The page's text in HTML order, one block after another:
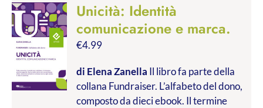
Unicità: Identità
comunicazione e marca.
€4.99
di Elena Zanella Il libro fa parte della
collana Fundraiser. L’alfabeto del dono,
composto da dieci ebook. Il termine